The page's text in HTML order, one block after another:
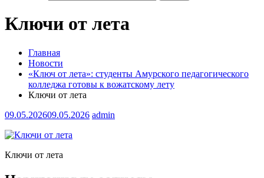
Ключи от лета
Главная
Новости
«Ключ от лета»: студенты Амурского педагогического
колледжа готовы к вожатскому лету
Ключи от лета
09.05.202609.05.2026 admin
Ключи от лета